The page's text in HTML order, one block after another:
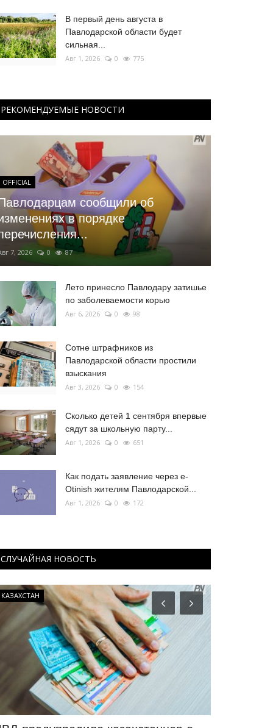
В первый день августа в
Павлодарской области будет
сильная...
Авг 1, 2026 0 775
РЕКОМЕНДУЕМЫЕ НОВОСТИ
OFFICIAL
сообщили об
в порядке
7, 2026 0 87
Лето принесло Павлодару затишье
по заболеваемости корью
Авг 6, 2026 0 98
Сотне штрафников из
Павлодарской области простили
взыскания
Авг 3, 2026 0 154
Сколько детей 1 сентября впервые
сядут за школьную парту...
Авг 1, 2026 0 651
Как подать заявление через e-
Otinish жителям Павлодарской...
Авг 1, 2026 0 172
СЛУЧАЙНАЯ НОВОСТЬ
КАЗАХСТАН